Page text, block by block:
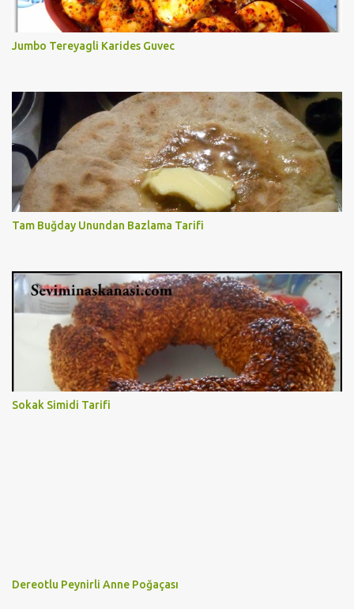
Jumbo Tereyagli Karides Guvec
Tam Buğday Unundan Bazlama Tarifi
Sokak Simidi Tarifi
Dereotlu Peynirli Anne Poğaçası